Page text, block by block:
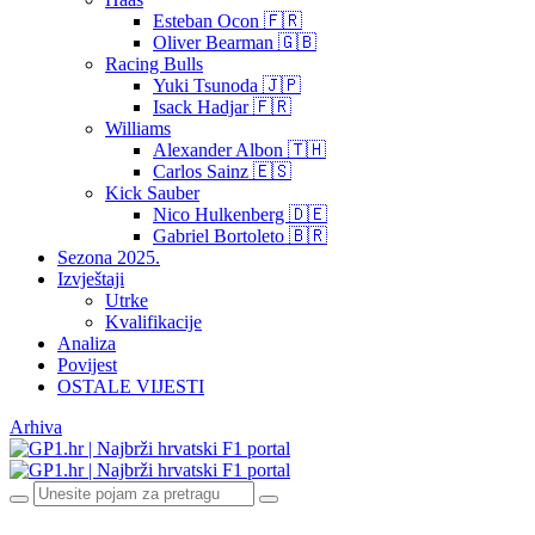
Esteban Ocon 🇫🇷
Oliver Bearman 🇬🇧
Racing Bulls
Yuki Tsunoda 🇯🇵
Isack Hadjar 🇫🇷
Williams
Alexander Albon 🇹🇭
Carlos Sainz 🇪🇸
Kick Sauber
Nico Hulkenberg 🇩🇪
Gabriel Bortoleto 🇧🇷
Sezona 2025.
Izvještaji
Utrke
Kvalifikacije
Analiza
Povijest
OSTALE VIJESTI
Arhiva